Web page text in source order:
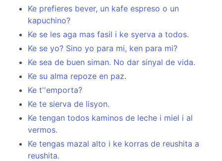
Ke prefieres bever, un kafe espreso o un
kapuchino?
Ke se les aga mas fasil i ke syerva a todos.
Ke se yo? Sino yo para mi, ken para mi?
Ke sea de buen siman. No dar sinyal de vida.
Ke su alma repoze en paz.
Ke t''emporta?
Ke te sierva de lisyon.
Ke tengan todos kaminos de leche i miel i al
vermos.
Ke tengas mazal alto i ke korras de reushita a
reushita.